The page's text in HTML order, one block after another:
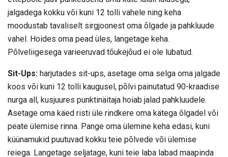
jalgadega kokku või kuni 12 tolli vahele ning keha
moodustab tavaliselt sirgjoonest oma õlgade ja pahkluude
vahel. Hoides oma pead üles, langetage keha.
Põlveliigesega varieeruvad tõukejõud ei ole lubatud.
Sit-Ups: harjutades sit-ups, asetage oma selga oma jalgade
koos või kuni 12 tolli kaugusel, põlvi painutatud 90-kraadise
nurga all, kusjuures punktinäitaja hoiab jalad pahkluudele.
Asetage oma käed risti üle rindkere oma kätega õlgadel või
peate ülemise rinna. Pange oma ülemine keha edasi, kuni
küünarnukid puutuvad kokku teie põlvede või ülemise
reiega. Langetage seljatage, kuni teie laba labad maapinda